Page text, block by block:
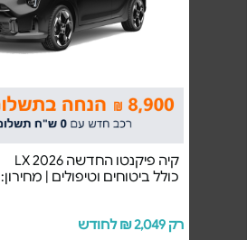
קיה פיקנטו החדשה LX 2026
כולל ביטוחים וטיפולים | מחירון: 109,900 ₪
רק 2,049 ₪ לחודש